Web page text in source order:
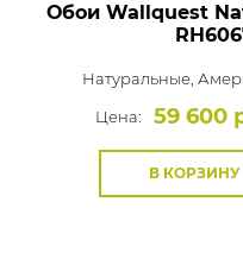
Обои Wallquest
Натуральные,
Цена:
59 600
В КОРЗИНУ